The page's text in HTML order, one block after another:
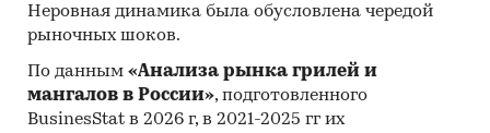
окупаемости
76
Терминальная стоимость компании
(Модель Гордона):
Неровная динамика была обусловлена чередой
рыночных шоков.
По данным «Анализа рынка грилей и
мангалов в России», подготовленного
BusinesStat в 2026 г, в 2021-2025 гг их